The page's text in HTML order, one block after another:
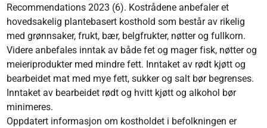
Recommendations 2023 (6). Kostrådene anbefaler et
hovedsakelig plantebasert kosthold som består av rikelig
med grønnsaker, frukt, bær, belgfrukter, nøtter og fullkorn.
Videre anbefales inntak av både fet og mager fisk, nøtter og
meieriprodukter med mindre fett. Inntaket av rødt kjøtt og
bearbeidet mat med mye fett, sukker og salt bør begrenses.
Inntaket av bearbeidet rødt og hvitt kjøtt og alkohol bør
minimeres.
Oppdatert informasjon om kostholdet i befolkningen er